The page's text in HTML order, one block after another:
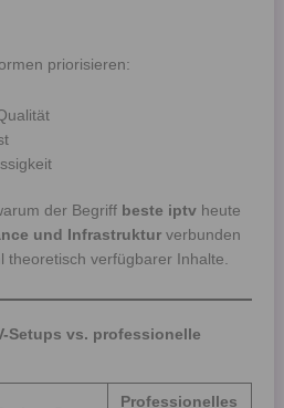
priorisieren:
der Begriff beste iptvheute
und Infrastrukturverbunden
theoretisch verfügbarer Inhalte.
Setups vs. professionelle
Professionelles